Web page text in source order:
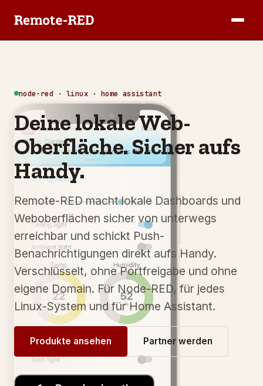
node-red · linux · home assistant
Deine lokale Web-
Oberfläche. Sicher aufs
Handy.
Remote-RED macht lokale Dashboards und
Weboberflächen sicher von unterwegs
erreichbar und schickt Push-
Benachrichtigungen direkt aufs Handy.
Verschlüsselt, ohne Portfreigabe und ohne
eigene Domain. Für Node-RED, für jedes
Linux-System und für Home Assistant.
Produkte ansehen Partner werden